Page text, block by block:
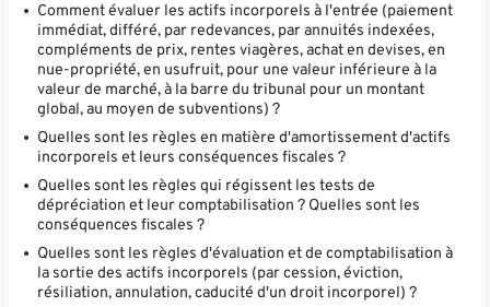
Comment évaluer les actifs incorporels à l'entrée (paiement
immédiat, différé, par redevances, par annuités indexées,
compléments de prix, rentes viagères, achat en devises, en
nue-propriété, en usufruit, pour une valeur inférieure à la
valeur de marché, à la barre du tribunal pour un montant
global, au moyen de subventions) ?
Quelles sont les règles en matière d'amortissement d'actifs
incorporels et leurs conséquences fiscales ?
Quelles sont les règles qui régissent les tests de
dépréciation et leur comptabilisation ? Quelles sont les
conséquences fiscales ?
Quelles sont les règles d'évaluation et de comptabilisation à
la sortie des actifs incorporels (par cession, éviction,
résiliation, annulation, caducité d'un droit incorporel) ?